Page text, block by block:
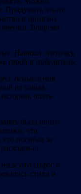
Придумать что-то
и цинизм).
Вовремя
Навязал ленточку,
герой и победитель.
осмысления
из самых
опять
была почти
что
погибал за
этот пафос и
стихи и